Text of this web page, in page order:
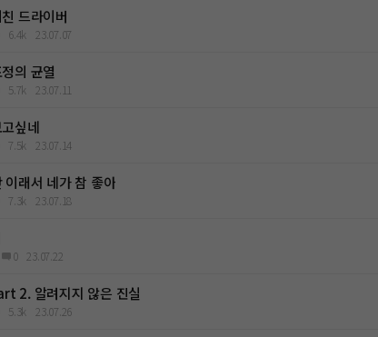
드라이버
6.4k 23.07.07
의 균열
5.7k 23.07.11
싶네
7.5k 23.07.14
이래서 네가 참 좋아
7.3k 23.07.18
0 23.07.22
2. 알려지지 않은 진실
5.3k 23.07.26